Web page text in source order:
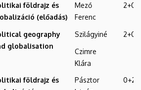
földrajz és
(előadás)
Mező
Ferenc
2+0
geography
globalisation
Szilágyiné
Czimre
Klára
2+0
földrajz és
Pásztor
0+2